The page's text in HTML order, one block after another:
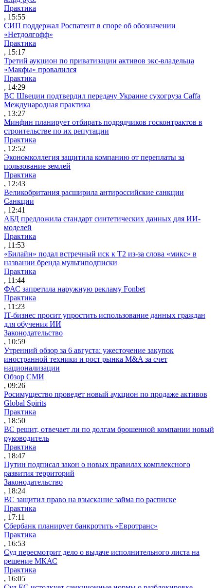
Практика
, 15:55
СИП поддержал Роспатент в споре об обозначении
«Нетдолгофф»
Практика
, 15:17
Третий аукцион по приватизации активов экс-владельца
«Макфы» провалился
Практика
, 14:29
ВС Швеции подтвердил передачу Украине сухогруза Caffa
Международная практика
, 13:27
Минфин планирует отбирать подрядчиков госконтрактов в
строительстве по их репутации
Практика
, 12:52
Экономколлегия защитила компанию от переплаты за
пользование землей
Практика
, 12:43
Великобритания расширила антироссийские санкции
Санкции
, 12:41
АБД предложила стандарт синтетических данных для ИИ-
моделей
Практика
, 11:53
«Билайн» подал встречный иск к Т2 из-за слова «микс» в
названии бренда мультиподписки
Практика
, 11:44
ФАС запретила наружную рекламу Fonbet
Практика
, 11:23
IT-бизнес просит упростить использование данных граждан
для обучения ИИ
Законодательство
, 10:59
Утренний обзор за 6 августа: ужесточение закупок
иностранной техники и рост рынка M&A за счет
национализации
Обзор СМИ
, 09:26
Росимущество проведет новый аукцион по продаже активов
Global Spirits
Практика
, 18:50
ВС решит, отвечает ли по долгам брошенной компании новый
руководитель
Практика
, 18:47
Путин подписал закон о новых правилах комплексного
развития территорий
Законодательство
, 18:24
ВС защитил право на взыскание займа по расписке
Практика
, 17:11
Сбербанк планирует банкротить «Евротранс»
Практика
, 16:53
Суд пересмотрит дело о выдаче исполнительного листа на
решение МКАС
Практика
, 16:05